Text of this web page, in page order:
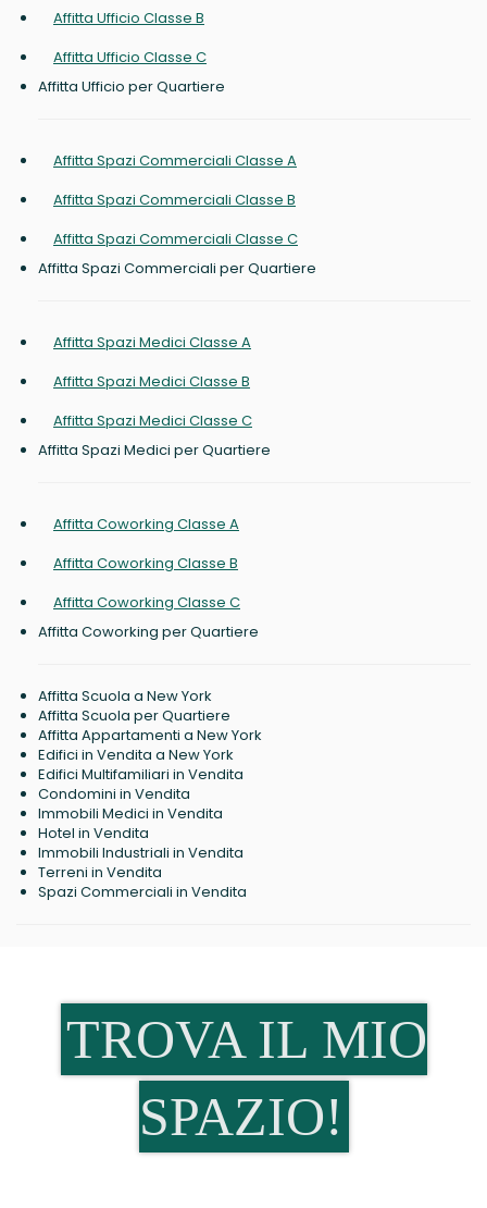
Affitta Ufficio Classe B
Affitta Ufficio Classe C
Affitta Ufficio per Quartiere
Affitta Spazi Commerciali Classe A
Affitta Spazi Commerciali Classe B
Affitta Spazi Commerciali Classe C
Affitta Spazi Commerciali per Quartiere
Affitta Spazi Medici Classe A
Affitta Spazi Medici Classe B
Affitta Spazi Medici Classe C
Affitta Spazi Medici per Quartiere
Affitta Coworking Classe A
Affitta Coworking Classe B
Affitta Coworking Classe C
Affitta Coworking per Quartiere
Affitta Scuola a New York
Affitta Scuola per Quartiere
Affitta Appartamenti a New York
Edifici in Vendita a New York
Edifici Multifamiliari in Vendita
Condomini in Vendita
Immobili Medici in Vendita
Hotel in Vendita
Immobili Industriali in Vendita
Terreni in Vendita
Spazi Commerciali in Vendita
TROVA IL MIO
SPAZIO!